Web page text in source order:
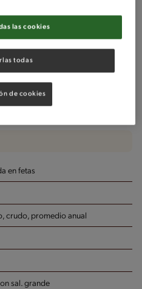
Comentarios
maní
en fetas
crudo, promedio anual
sal. grande
todas
las cookies
de cookies